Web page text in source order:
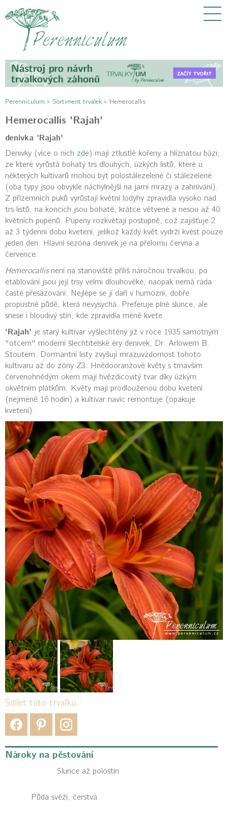
Perenniculum » Sortiment trvalek » Hemerocallis
Sdílet tuto trvalku:
Hemerocallis 'Rajah'
denivka 'Rajah'
Denivky (více o nich zde) mají ztlustlé kořeny a hlíznatou bázi,
ze které vyrůstá bohatý trs dlouhých, úzkých listů, které u
některých kultivarů mohou být polostálezelené či stálezelené
(oba typy jsou obvykle náchylnější na jarní mrazy a zahnívání).
Z přízemních puků vyrůstají květní lodyhy zpravidla vysoko nad
trs listů, na koncích jsou bohatě, krátce větvené a nesou až 40
květních pupenů. Pupeny rozkvétají postupně, což zajišťuje 2
až 3 týdenní dobu kvetení, jelikož každý květ vydrží kvést pouze
jeden den. Hlavní sezóna denivek je na přelomu června a
července.
Hemerocallisnení na stanoviště příliš náročnou trvalkou, po
etablování jsou její trsy velmi dlouhověké, naopak nemá ráda
časté přesazování. Nejlépe se jí daří v humózní, dobře
propustné půdě, která nevysychá. Preferuje plné slunce, ale
snese i bloudivý stín, kde zpravidla méně kvete.
'Rajah' je starý kultivar vyšlechtěný již v roce 1935 samotným
"otcem" moderní šlechtitelské éry denivek, Dr. Arlowem B.
Stoutem. Dormantní listy zvyšují mrazuvzdornost tohoto
kultivaru až do zóny Z3. Hnědooranžové květy s tmavším
červenohnědým okem mají hvězdicovitý tvar díky úzkým
okvětním plátkům. Květy mají prodlouženou dobu kvetení
(nejméně 16 hodin) a kultivar navíc remontuje (opakuje
kvetení).
Nároky na pěstování
Slunce až polostín
Půda svěží, čerstvá